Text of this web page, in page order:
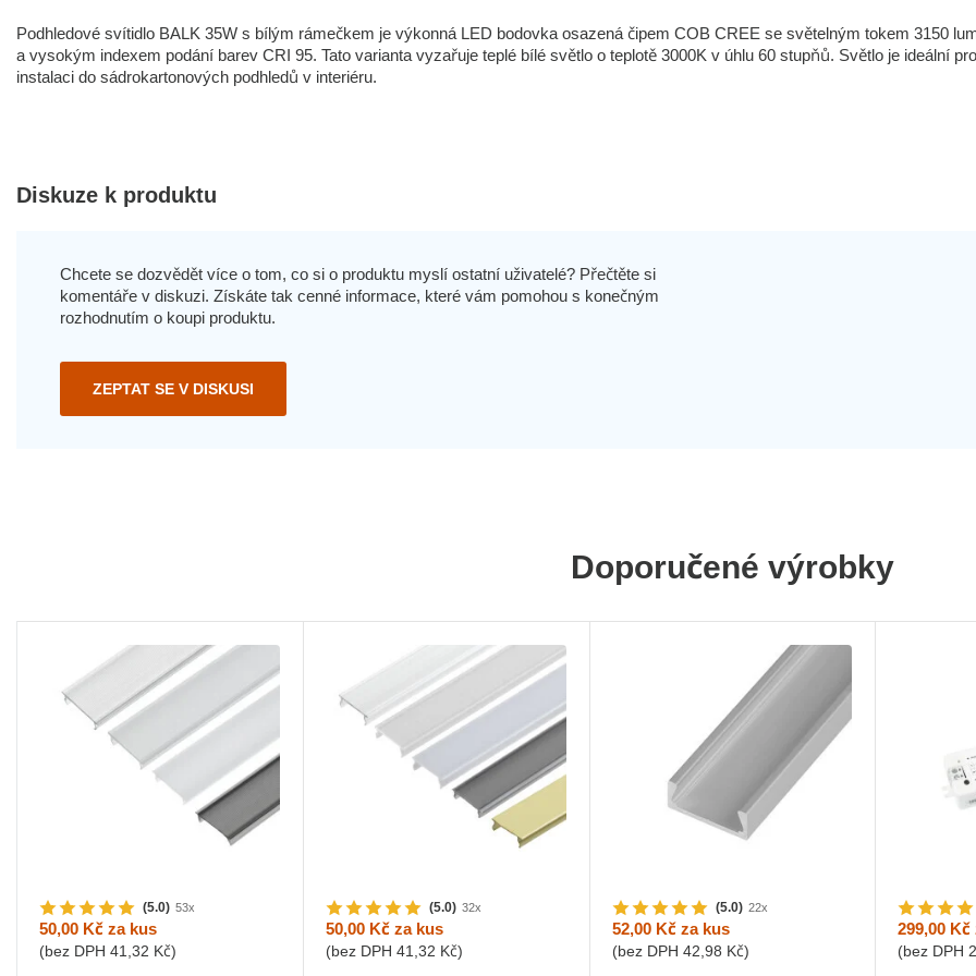
Podhledové svítidlo BALK 35W s bílým rámečkem je výkonná LED bodovka osazená čipem COB CREE se světelným tokem 3150
a vysokým indexem podání barev CRI 95. Tato varianta vyzařuje teplé bílé světlo o teplotě 3000K v úhlu 60 stupňů. Světlo je ideální pro
instalaci do sádrokartonových podhledů v interiéru.
Diskuze k produktu
Chcete se dozvědět více o tom, co si o produktu myslí ostatní uživatelé? Přečtěte si
komentáře v diskuzi. Získáte tak cenné informace, které vám pomohou s konečným
rozhodnutím o koupi produktu.
ZEPTAT SE V DISKUSI
Doporučené výrobky
(5.0) 53x
50,00 Kč za kus
(bez DPH 41,32 Kč)
(5.0) 32x
50,00 Kčza kus
(bez DPH 41,32 Kč)
(5.0) 22x
52,00 Kčza kus
(bez DPH 42,98 Kč)
299,00 Kč
(bez DPH